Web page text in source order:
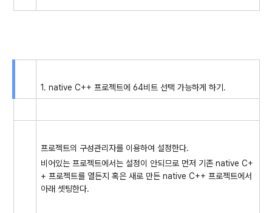
1. native C++ 프로젝트에 64비트 선택 가능하게 하기.
프로젝트의 구성관리자를 이용하여 설정한다.
비어있는 프로젝트에서는 설정이 안되므로 먼저 기존 native C+
+ 프로젝트를 열든지 혹은 새로 만든 native C++ 프로젝트에서
아래 셋팅한다.